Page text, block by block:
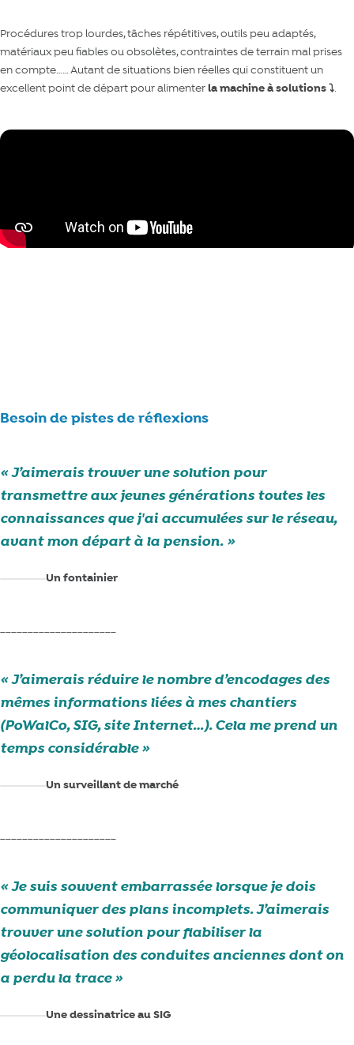
Procédures trop lourdes, tâches répétitives, outils peu adaptés,
matériaux peu fiables ou obsolètes, contraintes de terrain mal prises
en compte…… Autant de situations bien réelles qui constituent un
excellent point de départ pour alimenterla machine à solutions ⤵️.
Besoin de pistes de réflexions
J’aimerais trouver une solution pour
transmettre aux jeunes générations toutes les
connaissances que j'ai accumulées sur le réseau,
avant mon départ à la pension.
Un fontainier
J’aimerais réduire le nombre d’encodages des
mêmes informations liées à mes chantiers
(PoWalCo, SIG, site Internet…). Cela me prend un
temps considérable
Un surveillant de marché
Je suis souvent embarrassée lorsque je dois
communiquer des plans incomplets. J’aimerais
trouver une solution pour fiabiliser la
géolocalisation des conduites anciennes dont on
a perdu la trace
Une dessinatrice au SIG